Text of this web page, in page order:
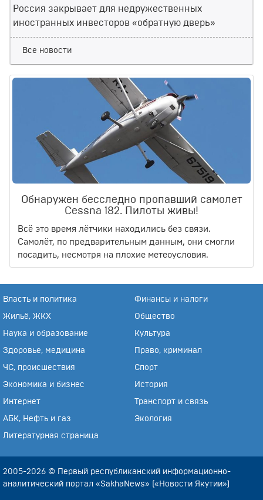
Россия закрывает для недружественных
иностранных инвесторов «обратную дверь»
Все новости
Обнаружен бесследно пропавший самолет
Cessna 182. Пилоты живы!
Всё это время лётчики находились без связи.
Самолёт, по предварительным данным, они смогли
посадить, несмотря на плохие метеоусловия.
Власть и политика Финансы и налоги
Жильё, ЖКХ Общество
Наука и образование Культура
Здоровье, медицина Право, криминал
ЧС, происшествия Спорт
Экономика и бизнес История
Интернет Транспорт и связь
АБК, Нефть и газ Экология
Литературная страница
2005-2026 © Первый республиканский информационно-
аналитический портал «SakhaNews» («Новости Якутии»)